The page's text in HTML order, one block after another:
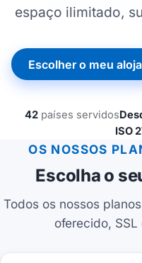
espaço ilimitado,
Escolher o meu
42 países servidos
ISO
OS NOSSOS
Escolha o
Todos os nossos
oferecido,